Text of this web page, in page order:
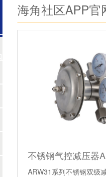
海角社区APP官
不锈钢气控减压器
ARW31系列不锈钢双级减